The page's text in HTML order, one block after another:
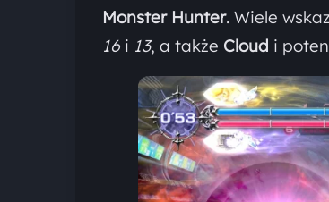
Monster Hunter. Wiele
16 i 13, a także Cloud i